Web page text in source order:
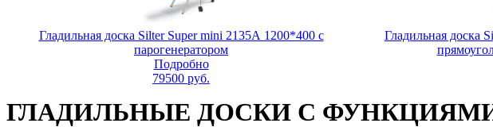
Гладильная доска Silter Super mini 2135А 1200*400 с
парогенератором
Подробно
79500 руб.
Гладильная доска
ГЛАДИЛЬНЫЕ ДОСКИ С